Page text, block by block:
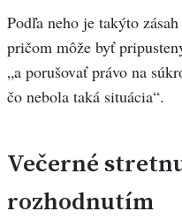
Podľa neho je takýto
pričom môže byť
„a porušovať právo na
čo nebola taká situácia“.
Večerné
rozhodnutím